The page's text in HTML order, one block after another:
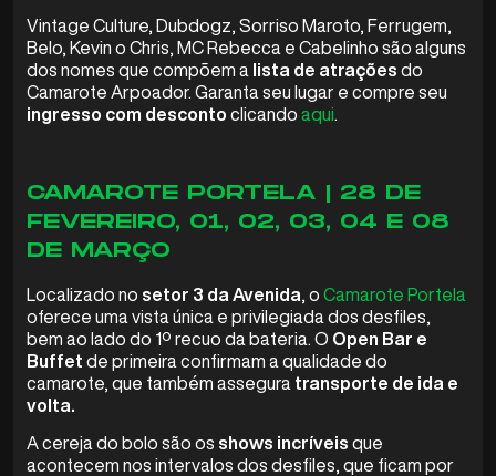
Vintage Culture, Dubdogz, Sorriso Maroto, Ferrugem,
Belo, Kevin o Chris, MC Rebecca e Cabelinho são alguns
dos nomes que compõem a
lista de atrações do
Camarote Arpoador. Garanta seu lugar e compre seu
ingresso com desconto clicando aqui
CAMAROTE PORTELA | 28 DE
FEVEREIRO, 01, 02, 03, 04 E 08
DE MARÇO
Localizado no setor 3 da Avenida , o Camarote Portela
oferece uma vista única e privilegiada dos desfiles,
bem ao lado do 1º recuo da bateria. O Open Bar e
Buffet de primeira confirmam a qualidade do
camarote, que também assegura transporte de ida e
volta.
A cereja do bolo são os shows incríveis que
acontecem nos intervalos dos desfiles, que ficam por